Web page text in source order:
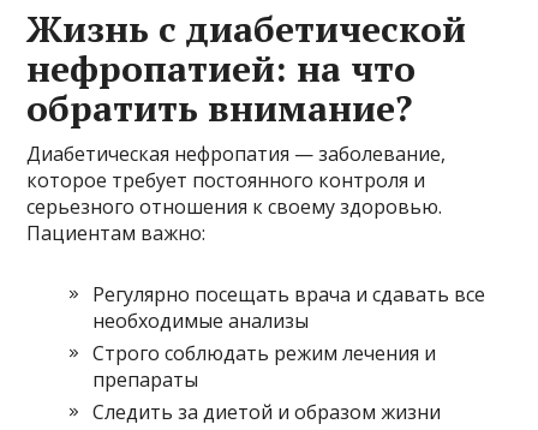
Жизнь с диабетической
нефропатией: на что
обратить внимание?
Диабетическая нефропатия — заболевание,
которое требует постоянного контроля и
серьезного отношения к своему здоровью.
Пациентам важно:
Регулярно посещать врача и сдавать все
необходимые анализы
Строго соблюдать режим лечения и
препараты
Следить за диетой и образом жизни